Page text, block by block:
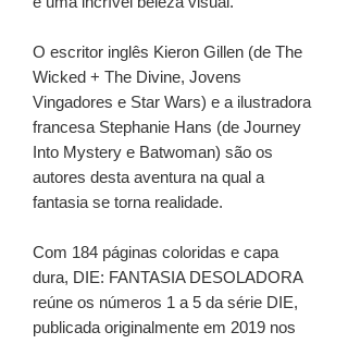
O escritor inglês Kieron Gillen (de The
Wicked + The Divine, Jovens
Vingadores e Star Wars) e a ilustradora
francesa Stephanie Hans (de Journey
Into Mystery e Batwoman) são os
autores desta aventura na qual a
fantasia se torna realidade.
Com 184 páginas coloridas e capa
dura, DIE: FANTASIA DESOLADORA
reúne os números 1 a 5 da série DIE,
publicada originalmente em 2019 nos